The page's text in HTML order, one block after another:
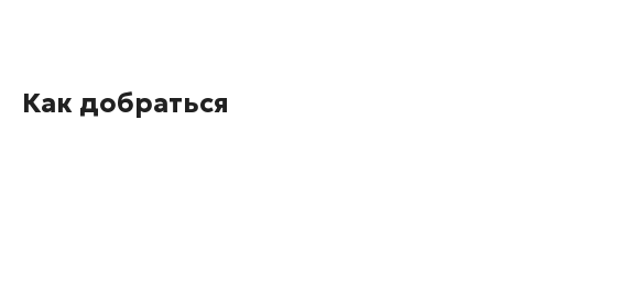
Как добраться